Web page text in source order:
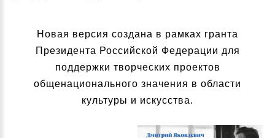
Новая версия создана в рамках гранта
Президента Российской Федерации для
поддержки творческих проектов
общенационального значения в области
культуры и искусства.